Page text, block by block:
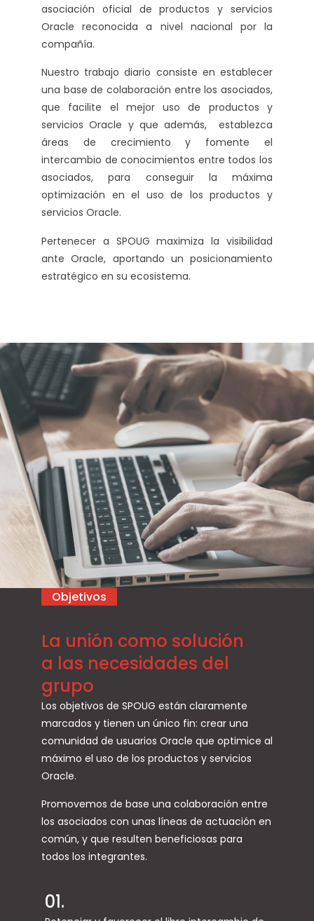
asociación oficial de productos y servicios
Oracle reconocida a nivel nacional por la
compañía.
Nuestro trabajo diario consiste en establecer
una base de colaboración entre los asociados,
que facilite el mejor uso de productos y
servicios Oracle y que además, establezca
áreas de crecimiento y fomente el
intercambio de conocimientos entre todos los
asociados, para conseguir la máxima
optimización en el uso de los productos y
servicios Oracle.
Pertenecer a SPOUG maximiza la visibilidad
ante Oracle, aportando un posicionamiento
estratégico en su ecosistema.
Objetivos
La unión como solución
a las necesidades del
grupo
Los objetivos de SPOUG están claramente
marcados y tienen un único fin: crear una
comunidad de usuarios Oracle que optimice al
máximo el uso de los productos y servicios
Oracle.
Promovemos de base una colaboración entre
los asociados con unas líneas de actuación en
común, y que resulten beneficiosas para
todos los integrantes.
01.